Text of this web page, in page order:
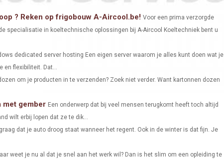
A
R
O
N
A
R R
? Reken op frigobouw A-Aircool.be! Voor een prima verzorgde
specialisatie in koeltechnische oplossingen bij A-Aircool Koeltechniek bent u
dedicated server hosting Een eigen server waarom je alles kunt doen wat je
flexibiliteit. Dat...
om je producten in te verzenden? Zoek niet verder. Want kartonnen dozen
met gember Een onderwerp dat bij veel mensen terugkomt heeft toch altijd
wilt erbij lopen dat ze te dik...
dat je auto droog staat wanneer het regent. Ook in de winter is dat fijn. Je
weet je nu al dat je snel aan het werk wil? Dan is het slim om een opleiding te